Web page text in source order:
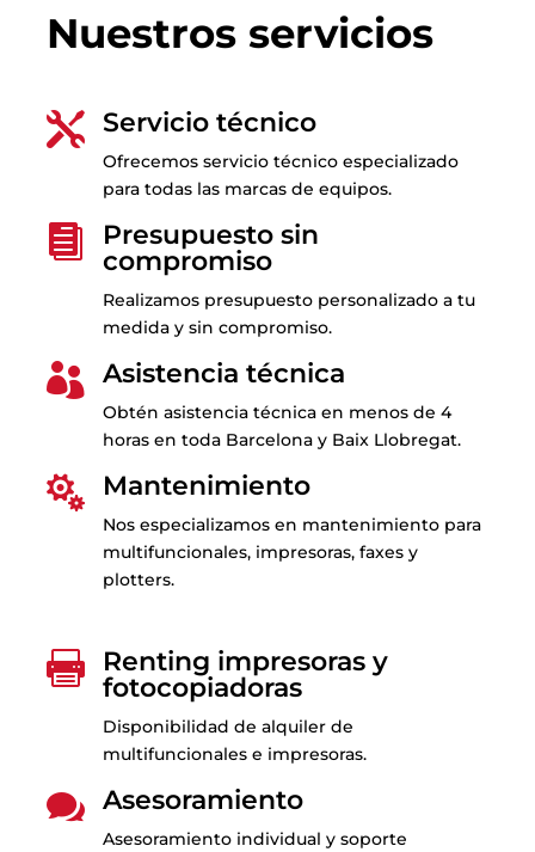
Nuestros servicios
 Servicio técnico
Ofrecemos servicio técnico especializado
para todas las marcas de equipos.

Presupuesto sin
compromiso
Realizamos presupuesto personalizado a tu
medida y sin compromiso.
 Asistencia técnica
Obtén asistencia técnica en menos de 4
horas en toda Barcelona y Baix Llobregat.
 Mantenimiento
Nos especializamos en mantenimiento para
multifuncionales, impresoras, faxes y
plotters.

Renting impresoras y
fotocopiadoras
Disponibilidad de alquiler de
multifuncionales e impresoras.
 Asesoramiento
Asesoramiento individual y soporte